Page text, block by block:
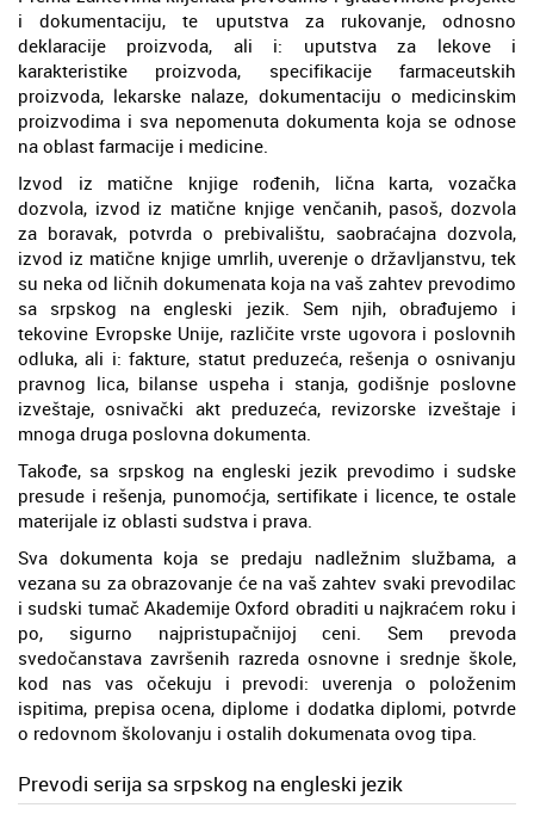
i dokumentaciju, te uputstva za rukovanje, odnosno
deklaracije proizvoda, ali i: uputstva za lekove i
karakteristike proizvoda, specifikacije farmaceutskih
proizvoda, lekarske nalaze, dokumentaciju o medicinskim
proizvodima i sva nepomenuta dokumenta koja se odnose
na oblast farmacije i medicine.
Izvod iz matične knjige rođenih, lična karta, vozačka
dozvola, izvod iz matične knjige venčanih, pasoš, dozvola
za boravak, potvrda o prebivalištu, saobraćajna dozvola,
izvod iz matične knjige umrlih, uverenje o državljanstvu, tek
su neka od ličnih dokumenata koja na vaš zahtev prevodimo
sa srpskog na engleski jezik. Sem njih, obrađujemo i
tekovine Evropske Unije, različite vrste ugovora i poslovnih
odluka, ali i: fakture, statut preduzeća, rešenja o osnivanju
pravnog lica, bilanse uspeha i stanja, godišnje poslovne
izveštaje, osnivački akt preduzeća, revizorske izveštaje i
mnoga druga poslovna dokumenta.
Takođe, sa srpskog na engleski jezik prevodimo i sudske
presude i rešenja, punomoćja, sertifikate i licence, te ostale
materijale iz oblasti sudstva i prava.
Sva dokumenta koja se predaju nadležnim službama, a
vezana su za obrazovanje će na vaš zahtev svaki prevodilac
i sudski tumač Akademije Oxford obraditi u najkraćem roku i
po, sigurno najpristupačnijoj ceni. Sem prevoda
svedočanstava završenih razreda osnovne i srednje škole,
kod nas vas očekuju i prevodi: uverenja o položenim
ispitima, prepisa ocena, diplome i dodatka diplomi, potvrde
o redovnom školovanju i ostalih dokumenata ovog tipa.
Prevodi serija sa srpskog na engleski jezik